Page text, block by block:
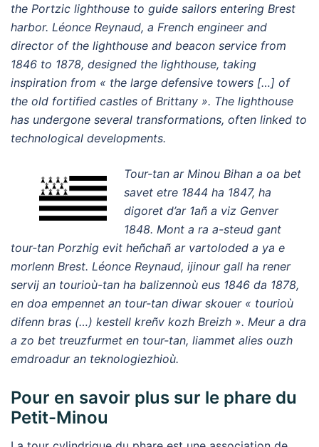
the Portzic lighthouse to guide sailors entering Brest
harbor. Léonce Reynaud, a French engineer and
director of the lighthouse and beacon service from
1846 to 1878, designed the lighthouse, taking
inspiration from « the large defensive towers […] of
the old fortified castles of Brittany ». The lighthouse
has undergone several transformations, often linked to
technological developments.
Tour-tan ar Minou Bihan a oa bet
savet etre 1844 ha 1847, ha
digoret d’ar 1añ a viz Genver
1848. Mont a ra a-steud gant
tour-tan Porzhig evit heñchañ ar vartoloded a ya e
morlenn Brest. Léonce Reynaud, ijinour gall ha rener
servij an tourioù-tan ha balizennoù eus 1846 da 1878,
en doa empennet an tour-tan diwar skouer « tourioù
difenn bras (…) kestell kreñv kozh Breizh ». Meur a dra
a zo bet treuzfurmet en tour-tan, liammet alies ouzh
emdroadur an teknologiezhioù.
Pour en savoir plus sur le phare du
Petit-Minou